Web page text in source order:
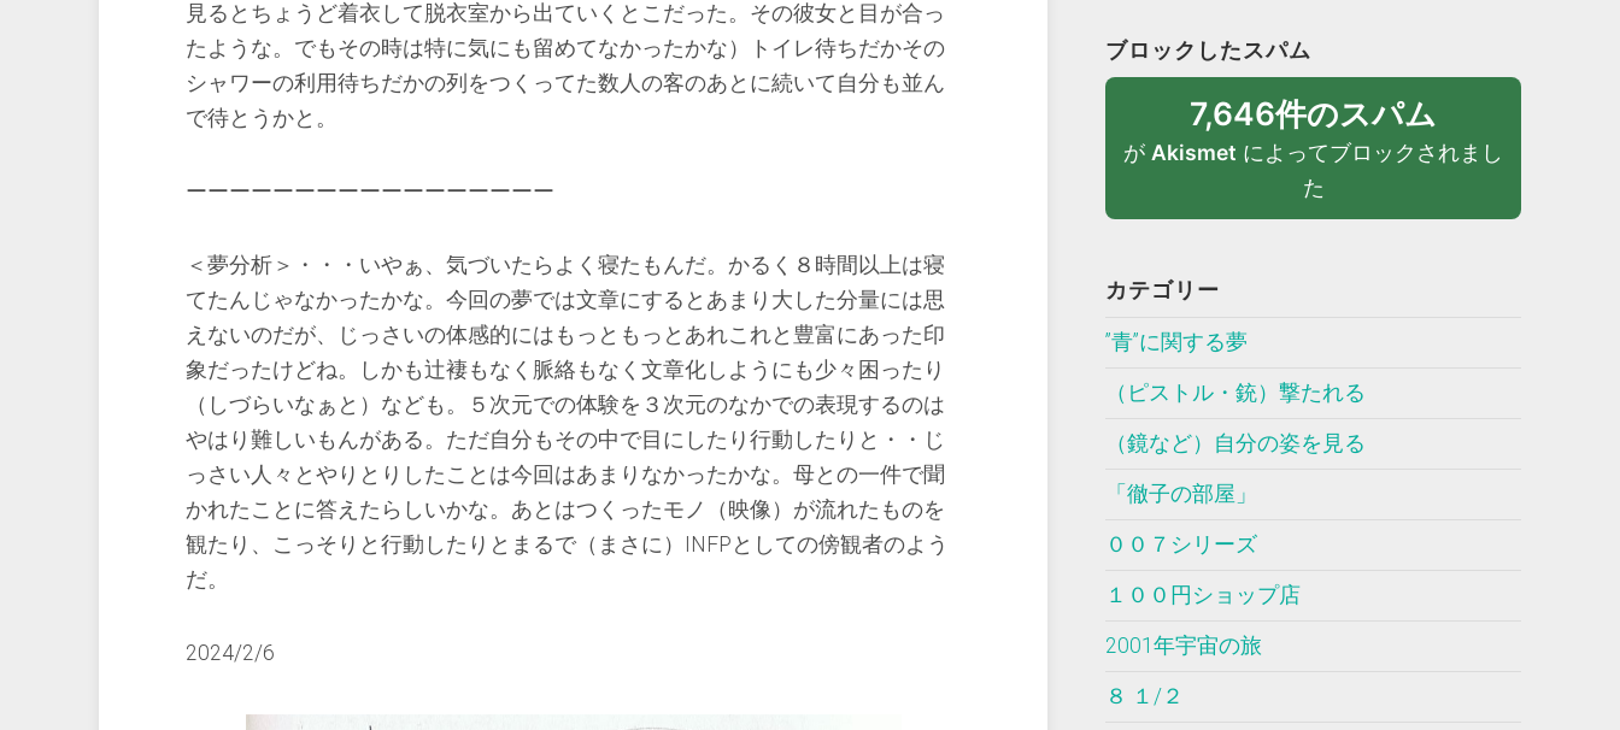
見るとちょうど着衣して脱衣室から出ていくとこだった。その彼女と目が合っ
たような。でもその時は特に気にも留めてなかったかな）トイレ待ちだかその
シャワーの利用待ちだかの列をつくってた数人の客のあとに続いて自分も並ん
で待とうかと。
ーーーーーーーーーーーーーーーーー
＜夢分析＞・・・いやぁ、気づいたらよく寝たもんだ。かるく８時間以上は寝
てたんじゃなかったかな。今回の夢では文章にするとあまり大した分量には思
えないのだが、じっさいの体感的にはもっともっとあれこれと豊富にあった印
象だったけどね。しかも辻褄もなく脈絡もなく文章化しようにも少々困ったり
（しづらいなぁと）なども。５次元での体験を３次元のなかでの表現するのは
やはり難しいもんがある。ただ自分もその中で目にしたり行動したりと・・じ
っさい人々とやりとりしたことは今回はあまりなかったかな。母との一件で聞
かれたことに答えたらしいかな。あとはつくったモノ（映像）が流れたものを
観たり、こっそりと行動したりとまるで（まさに）INFPとしての傍観者のよう
だ。
2024/2/6
ブロックしたスパム
7,646件のスパム
が Akismet によってブロックされまし
た
カテゴリー
”青”に関する夢
（ピストル・銃）撃たれる
（鏡など）自分の姿を見る
「徹子の部屋」
００７シリーズ
１００円ショップ店
2001年宇宙の旅
８ １/２